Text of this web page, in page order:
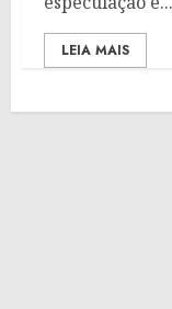
LEIA MAIS